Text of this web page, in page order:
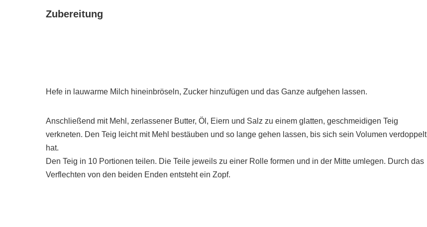
Zubereitung
Hefe in lauwarme Milch hineinbröseln, Zucker hinzufügen und das Ganze aufgehen lassen.
Anschließend mit Mehl, zerlassener Butter, Öl, Eiern und Salz zu einem glatten, geschmeidigen Teig
verkneten. Den Teig leicht mit Mehl bestäuben und so lange gehen lassen, bis sich sein Volumen verdoppelt
hat.
Den Teig in 10 Portionen teilen. Die Teile jeweils zu einer Rolle formen und in der Mitte umlegen. Durch das
Verflechten von den beiden Enden entsteht ein Zopf.